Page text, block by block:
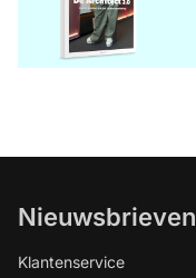
Nieuwsbrieven
Klantenservice